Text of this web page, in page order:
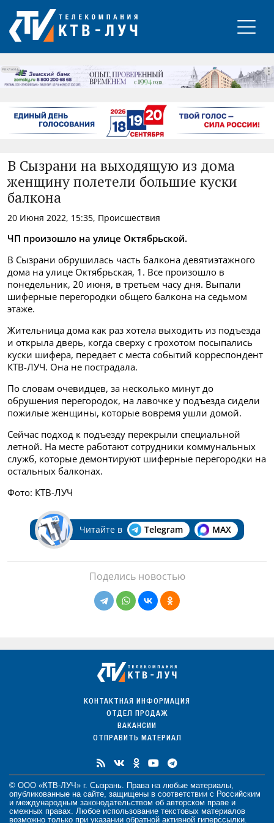
РЕКЛАМА
В Сызрани на выходящую из дома
женщину полетели большие куски
балкона
20 Июня 2022, 15:35, Происшествия
ЧП произошло на улице Октябрьской.
В Сызрани обрушилась часть балкона девятиэтажного
дома на улице Октябрьская, 1. Все произошло в
понедельник, 20 июня, в третьем часу дня. Выпали
шиферные перегородки общего балкона на седьмом
этаже.
Жительница дома как раз хотела выходить из подъезда
и открыла дверь, когда сверху с грохотом посыпались
куски шифера, передает с места событий корреспондент
КТВ-ЛУЧ. Она не пострадала.
По словам очевидцев, за несколько минут до
обрушения перегородок, на лавочке у подъезда сидели
пожилые женщины, которые вовремя ушли домой.
Сейчас подход к подъезду перекрыли специальной
летной. На месте работают сотрудники коммунальных
служб, которые демонтируют шиферные перегородки на
остальных балконах.
Фото: КТВ-ЛУЧ
Читайте в Telegram MAX
Поделись новостью
КОНТАКТНАЯ ИНФОРМАЦИЯ
ОТДЕЛ ПРОДАЖ
ВАКАНСИИ
ОТПРАВИТЬ МАТЕРИАЛ
© ООО «КТВ-ЛУЧ» г. Сызрань. Права на любые материалы
опубликованные на сайте, защищены в соответствии с Российским
и международным законодательством об авторском праве и
смежных правах. Любое использование текстовых материалов
возможно только при указании обратной активной гиперссылки.